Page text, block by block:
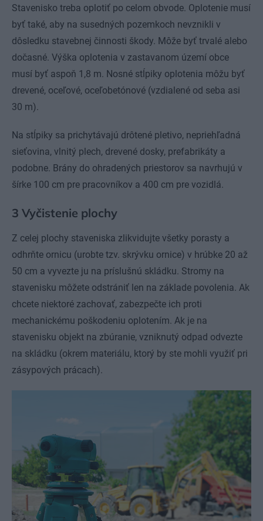
Stavenisko treba oplotiť po celom obvode. Oplotenie musí
byť také, aby na susedných pozemkoch nevznikli v
dôsledku stavebnej činnosti škody. Môže byť trvalé alebo
dočasné. Výška oplotenia v zastavanom území obce
musí byť aspoň 1,8 m. Nosné stĺpiky oplotenia môžu byť
drevené, oceľové, oceľobetónové (vzdialené od seba asi
30 m).
Na stĺpiky sa prichytávajú drôtené pletivo, nepriehľadná
sieťovina, vlnitý plech, drevené dosky, prefabrikáty a
podobne. Brány do ohradených priestorov sa navrhujú v
šírke 100 cm pre pracovníkov a 400 cm pre vozidlá.
3 Vyčistenie plochy
Z celej plochy staveniska zlikvidujte všetky porasty a
odhrňte ornicu (urobte tzv. skrývku ornice) v hrúbke 20 až
50 cm a vyvezte ju na príslušnú skládku. Stromy na
stavenisku môžete odstrániť len na základe povolenia. Ak
chcete niektoré zachovať, zabezpečte ich proti
mechanickému poškodeniu oplotením. Ak je na
stavenisku objekt na zbúranie, vzniknutý odpad odvezte
na skládku (okrem materiálu, ktorý by ste mohli využiť pri
zásypových prácach).